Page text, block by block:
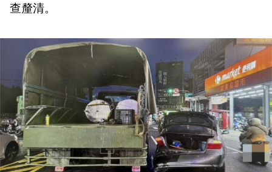
查釐清。